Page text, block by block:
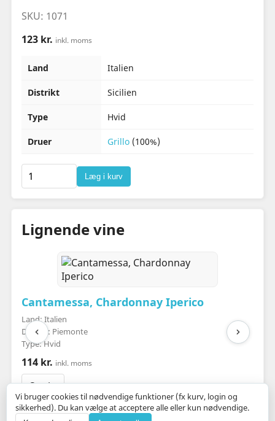
SKU: 1071
123 kr. inkl. moms
Land Italien
Distrikt Sicilien
Type Hvid
Druer Grillo(100%)
Læg i kurv
Lignende vine
Cantamessa, Chardonnay Iperico
Land: Italien
Distrikt: Piemonte
Type: Hvid
114 kr. inkl. moms
Se vin
Vi bruger cookies til nødvendige funktioner (fx kurv, login og
sikkerhed). Du kan vælge at acceptere alle eller kun nødvendige.